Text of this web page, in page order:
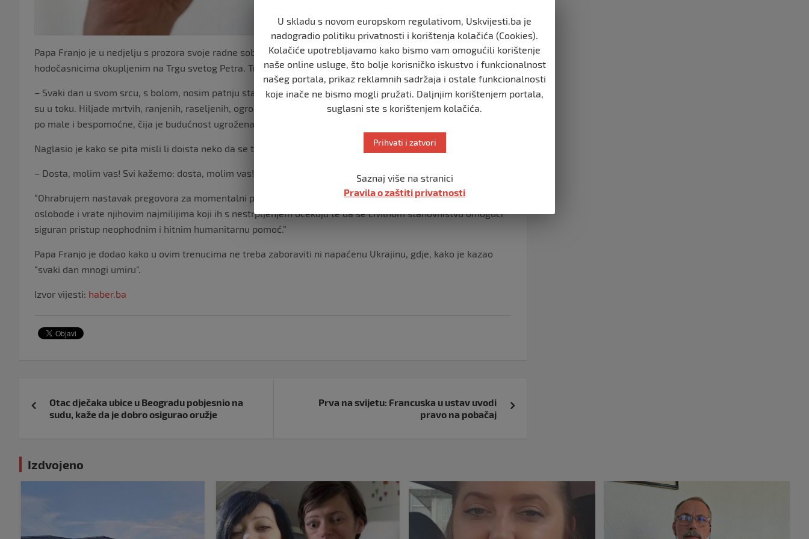
Papa Franjo je u nedjelju s prozora svoje radne sobe u Apostolskoj palači izmolio molitvu s vjernicima i
hodočasnicima okupljenim na Trgu svetog Petra. Tokom propovijedi osvrnuo se i na situaciju u Palestini.
– Svaki dan u svom srcu, s bolom, nosim patnju stanovništva u Palestini i Izraelu, zbog neprijateljstava koja
su u toku. Hiljade mrtvih, ranjenih, raseljenih, ogromna razaranja nanose bol, i to sa strašnim posljedicama
po male i bespomoćne, čija je budućnost ugrožena – kazao je papa Franjo.
Naglasio je kako se pita misli li doista neko da se tako gradi bolji svijet i da se tako može postići mir.
– Dosta, molim vas! Svi kažemo: dosta, molim vas! Zaustavite se – podvukao je papa Franjo te dodao:
“Ohrabrujem nastavak pregovora za momentalni prekid vatre u Gazi i cijeloj regiji, da se taoci odmah
oslobode i vrate njihovim najmilijima koji ih s nestrpljenjem očekuju te da se civilnom stanovništvu omogući
siguran pristup neophodnim i hitnim humanitarnu pomoć.”
Papa Franjo je dodao kako u ovim trenucima ne treba zaboraviti ni napaćenu Ukrajinu, gdje, kako je kazao
“svaki dan mnogi umiru”.
Izvor vijesti: haber.ba
objava
Otac dječaka ubice u Beogradu pobjesnio na
sudu, kaže da je dobro osigurao oružje
Prva na svijetu: Francuska u ustav uvodi
pravo na pobačaj
Izdvojeno
U skladu s novom europskom regulativom, Uskvijesti.ba je
nadogradio politiku privatnosti i korištenja kolačića (Cookies).
Kolačiće upotrebljavamo kako bismo vam omogućili korištenje
naše online usluge, što bolje korisničko iskustvo i funkcionalnost
našeg portala, prikaz reklamnih sadržaja i ostale funkcionalnosti
koje inače ne bismo mogli pružati. Daljnjim korištenjem portala,
suglasni ste s korištenjem kolačića.
Prihvati i zatvori
Saznaj više na stranici
Pravila o zaštiti privatnosti